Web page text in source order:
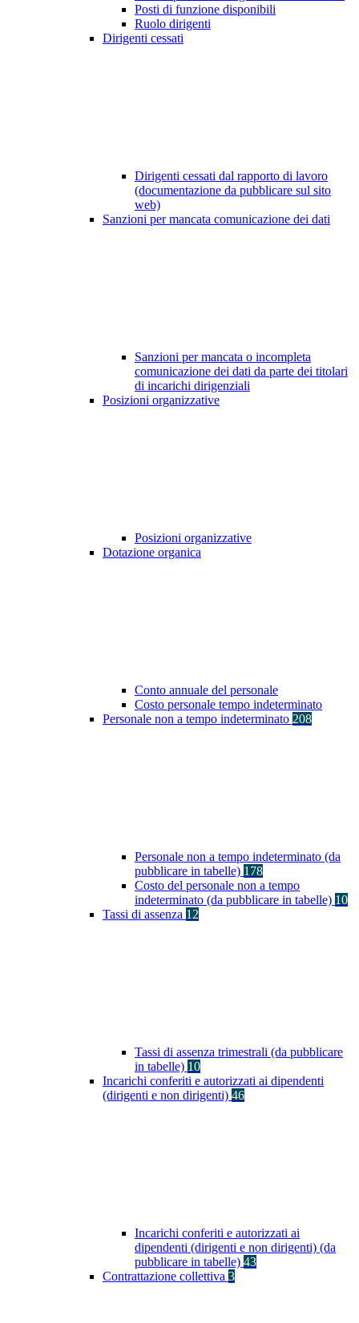
Posti di funzione disponibili
Ruolo dirigenti
Dirigenti cessati
Dirigenti cessati dal rapporto di lavoro
(documentazione da pubblicare sul sito
web)
Sanzioni per mancata comunicazione dei dati
Sanzioni per mancata o incompleta
comunicazione dei dati da parte dei titolari
di incarichi dirigenziali
Posizioni organizzative
Posizioni organizzative
Dotazione organica
Conto annuale del personale
Costo personale tempo indeterminato
Personale non a tempo indeterminato 208
Personale non a tempo indeterminato (da
pubblicare in tabelle) 178
Costo del personale non a tempo
indeterminato (da pubblicare in tabelle) 10
Tassi di assenza 12
Tassi di assenza trimestrali (da pubblicare
in tabelle) 10
Incarichi conferiti e autorizzati ai dipendenti
(dirigenti e non dirigenti) 46
Incarichi conferiti e autorizzati ai
dipendenti (dirigenti e non dirigenti) (da
pubblicare in tabelle) 43
Contrattazione collettiva 3